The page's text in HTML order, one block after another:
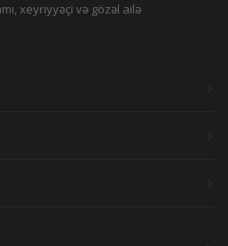
xeyriyyəçi və gözəl ailə